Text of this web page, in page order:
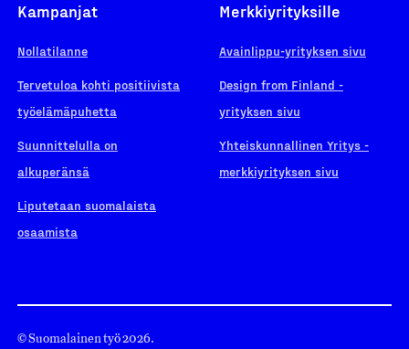
Kampanjat
Nollatilanne
Tervetuloa kohti positiivista
työelämäpuhetta
Suunnittelulla on
alkuperänsä
Liputetaan suomalaista
osaamista
Merkkiyrityksille
Avainlippu-yrityksen sivu
Design from Finland -
yrityksen sivu
Yhteiskunnallinen Yritys -
merkkiyrityksen sivu
© Suomalainen työ 2026.